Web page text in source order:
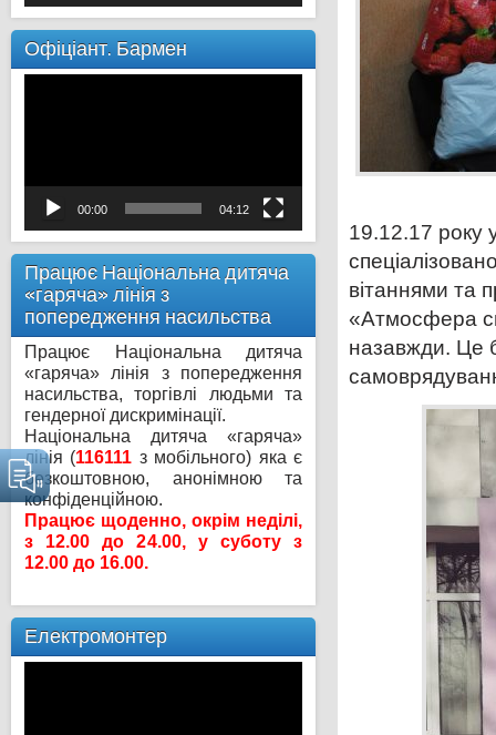
Офіціант. Бармен
00:00 04:12
Працює Національна дитяча
«гаряча» лінія з
попередження насильства
Працює Національна дитяча
«гаряча» лінія з попередження
насильства, торгівлі людьми та
гендерної дискримінації.
Національна дитяча «гаряча»
лінія (116111 з мобільного) яка є
безкоштовною, анонімною та
конфіденційною.
Працює щоденно, окрім неділі,
з 12.00 до 24.00, у суботу з
12.00 до 16.00.
Електромонтер
19.12.17 року
вітаннями та
«Атмосфера
назавжди. Це